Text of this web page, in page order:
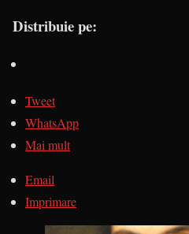
Distribuie pe:
Tweet
WhatsApp
Mai mult
Email
Imprimare